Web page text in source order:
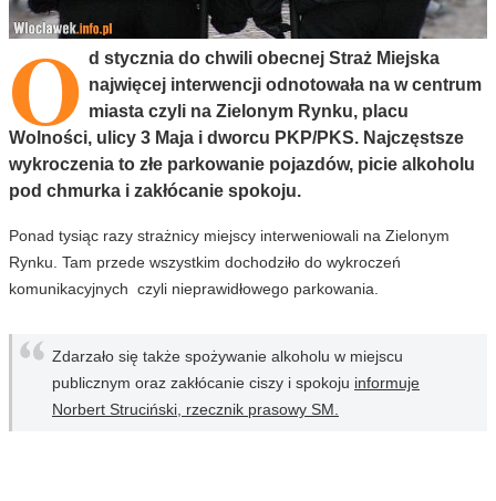
O d stycznia do chwili obecnej Straż Miejska
najwięcej interwencji odnotowała na w centrum
miasta czyli na Zielonym Rynku, placu
Wolności, ulicy 3 Maja i dworcu PKP/PKS. Najczęstsze
wykroczenia to złe parkowanie pojazdów, picie alkoholu
pod chmurka i zakłócanie spokoju.
Ponad tysiąc razy strażnicy miejscy interweniowali na Zielonym
Rynku. Tam przede wszystkim dochodziło do wykroczeń
komunikacyjnych czyli nieprawidłowego parkowania.
Zdarzało się także spożywanie alkoholu w miejscu
publicznym oraz zakłócanie ciszy i spokoju informuje
Norbert Struciński, rzecznik prasowy SM.